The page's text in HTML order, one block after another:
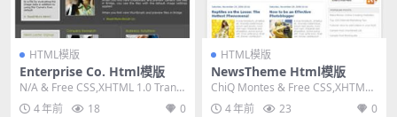
HTML模版
Enterprise Co. Html模版
N/A & Free CSS,XHTML 1.0 Transi
tiona...
4 年前 18 0
HTML模版
NewsTheme Html模版
ChiQ Montes & Free CSS,XHTML
1.0 Tra...
4 年前 23 0